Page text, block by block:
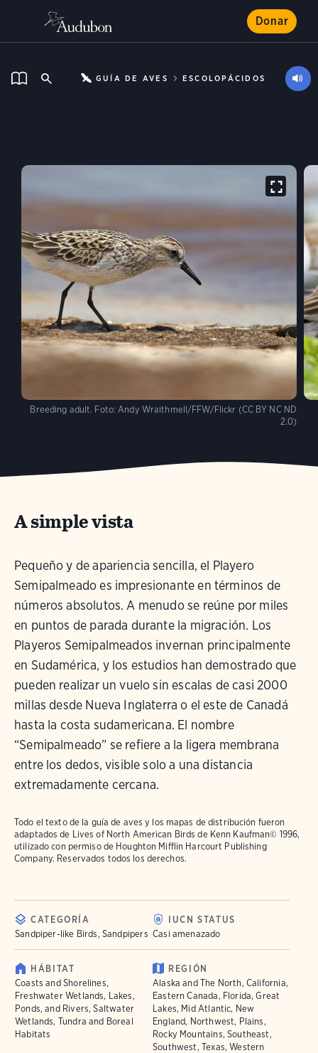
Donar
GUÍA DE AVES ESCOLOPÁCIDOS
Breeding adult. Foto: Andy Wraithmell/FFW/Flickr (CC BY NC ND
2.0)
A simple vista
Pequeño y de apariencia sencilla, el Playero
Semipalmeado es impresionante en términos de
números absolutos. A menudo se reúne por miles
en puntos de parada durante la migración. Los
Playeros Semipalmeados invernan principalmente
en Sudamérica, y los estudios han demostrado que
pueden realizar un vuelo sin escalas de casi 2000
millas desde Nueva Inglaterra o el este de Canadá
hasta la costa sudamericana. El nombre
“Semipalmeado” se refiere a la ligera membrana
entre los dedos, visible solo a una distancia
extremadamente cercana.
Todo el texto de la guía de aves y los mapas de distribución fueron
adaptados de Lives of North American Birds de Kenn Kaufman© 1996,
utilizado con permiso de Houghton Mifflin Harcourt Publishing
Company. Reservados todos los derechos.
CATEGORÍA
Sandpiper-like Birds, Sandpipers
IUCN STATUS
Casi amenazado
HÁBITAT
Coasts and Shorelines,
Freshwater Wetlands, Lakes,
Ponds, and Rivers, Saltwater
Wetlands, Tundra and Boreal
Habitats
REGIÓN
Alaska and The North, California,
Eastern Canada, Florida, Great
Lakes, Mid Atlantic, New
England, Northwest, Plains,
Rocky Mountains, Southeast,
Southwest, Texas, Western